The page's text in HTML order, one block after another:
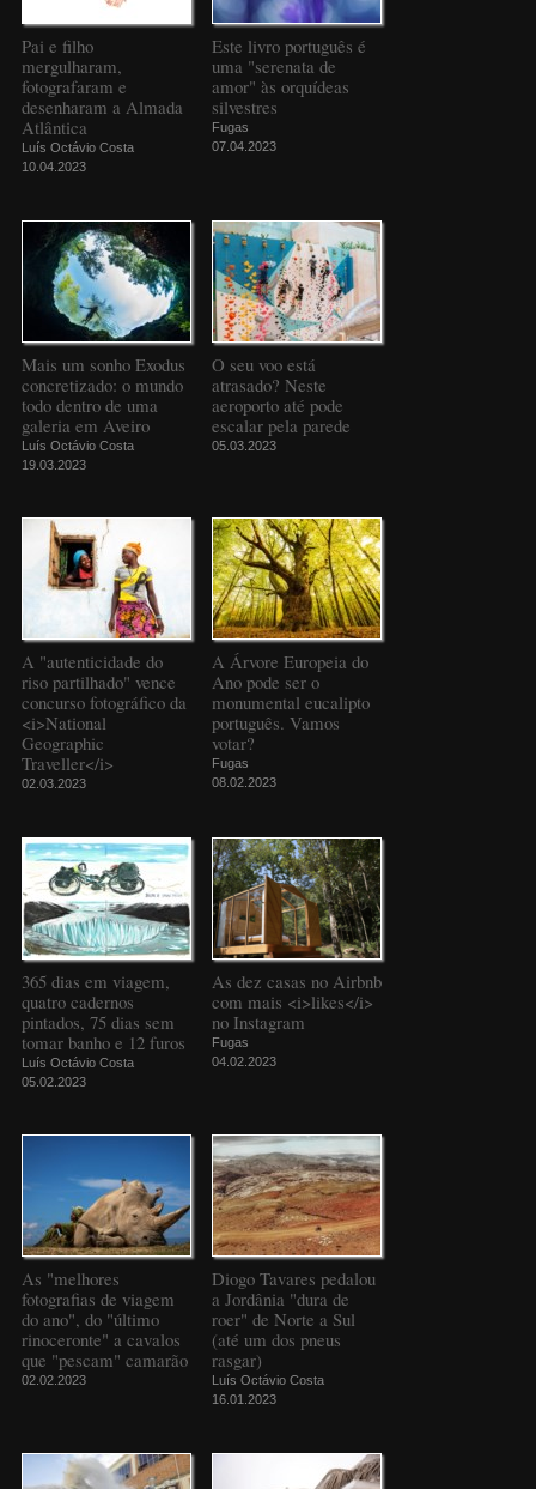
Pai e filho
mergulharam,
fotografaram e
desenharam a Almada
Atlântica
Luís Octávio Costa
10.04.2023
Este livro português é
uma "serenata de
amor" às orquídeas
silvestres
Fugas
07.04.2023
Mais um sonho Exodus
concretizado: o mundo
todo dentro de uma
galeria em Aveiro
Luís Octávio Costa
19.03.2023
O seu voo está
atrasado? Neste
aeroporto até pode
escalar pela parede
05.03.2023
A "autenticidade do
riso partilhado" vence
concurso fotográfico da
<i>National
Geographic
Traveller</i>
02.03.2023
A Árvore Europeia do
Ano pode ser o
monumental eucalipto
português. Vamos
votar?
Fugas
08.02.2023
365 dias em viagem,
quatro cadernos
pintados, 75 dias sem
tomar banho e 12 furos
Luís Octávio Costa
05.02.2023
As dez casas no Airbnb
com mais <i>likes</i>
no Instagram
Fugas
04.02.2023
As "melhores
fotografias de viagem
do ano", do "último
rinoceronte" a cavalos
que "pescam" camarão
02.02.2023
Diogo Tavares pedalou
a Jordânia "dura de
roer" de Norte a Sul
(até um dos pneus
rasgar)
Luís Octávio Costa
16.01.2023